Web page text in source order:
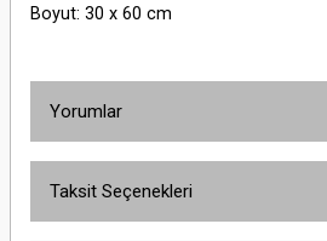
Boyut: 30 x 60 cm
Yorumlar
Taksit Seçenekleri